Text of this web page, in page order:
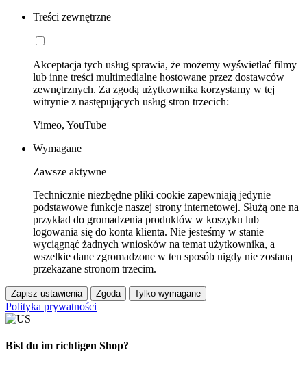
Treści zewnętrzne
Akceptacja tych usług sprawia, że możemy wyświetlać filmy
lub inne treści multimedialne hostowane przez dostawców
zewnętrznych. Za zgodą użytkownika korzystamy w tej
witrynie z następujących usług stron trzecich:
Vimeo, YouTube
Wymagane
Zawsze aktywne
Technicznie niezbędne pliki cookie zapewniają jedynie
podstawowe funkcje naszej strony internetowej. Służą one na
przykład do gromadzenia produktów w koszyku lub
logowania się do konta klienta. Nie jesteśmy w stanie
wyciągnąć żadnych wniosków na temat użytkownika, a
wszelkie dane zgromadzone w ten sposób nigdy nie zostaną
przekazane stronom trzecim.
Zapisz ustawienia Zgoda Tylko wymagane
Polityka prywatności
Bist du im richtigen Shop?